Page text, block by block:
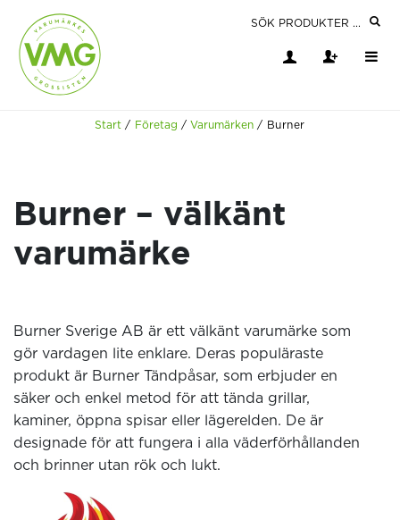
Start / Företag / Varumärken / Burner
Burner – välkänt
varumärke
Burner Sverige AB är ett välkänt varumärke som
gör vardagen lite enklare. Deras populäraste
produkt är Burner Tändpåsar, som erbjuder en
säker och enkel metod för att tända grillar,
kaminer, öppna spisar eller lägerelden. De är
designade för att fungera i alla väderförhållanden
och brinner utan rök och lukt.